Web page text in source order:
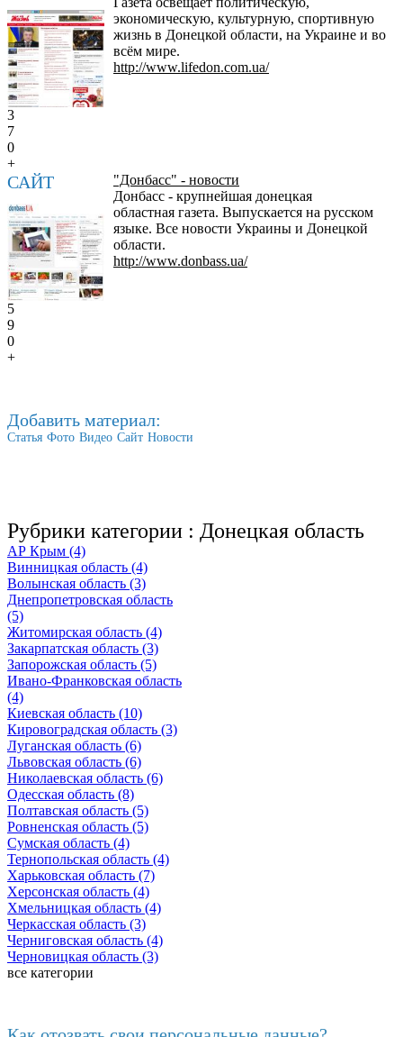
экономическую, культурную, спортивную
жизнь в Донецкой области, на Украине и во
всём мире.
http://www.lifedon.com.ua/
3
7
0
+
САЙТ
"Донбасс" - новости
Донбасс - крупнейшая донецкая
областная газета. Выпускается на русском
языке. Все новости Украины и Донецкой
области.
http://www.donbass.ua/
5
9
0
+
Добавить материал:
Статья Фото Видео Сайт Новости
Рубрики категории : Донецкая область
АР Крым (4)
Винницкая область (4)
Волынская область (3)
Днепропетровская область
(5)
Житомирская область (4)
Закарпатская область (3)
Запорожская область (5)
Ивано-Франковская область
(4)
Киевская область (10)
Кировоградская область (3)
Луганская область (6)
Львовская область (6)
Николаевская область (6)
Одесская область (8)
Полтавская область (5)
Ровненская область (5)
Сумская область (4)
Тернопольская область (4)
Харьковская область (7)
Херсонская область (4)
Хмельницкая область (4)
Черкасская область (3)
Черниговская область (4)
Черновицкая область (3)
все категории